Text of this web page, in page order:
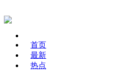
首页
最新
热点